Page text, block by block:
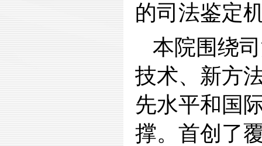
的司法鉴定
本院围绕
技术、新方
先水平和国
撑。首创了